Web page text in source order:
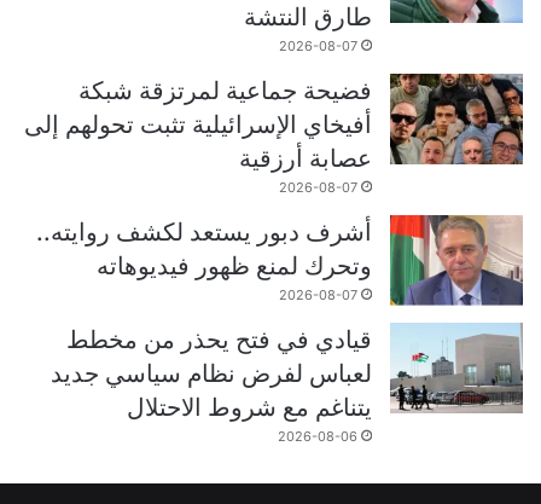
طارق النتشة
2026-08-07
فضيحة جماعية لمرتزقة شبكة
أفيخاي الإسرائيلية تثبت تحولهم إلى
عصابة أرزقية
2026-08-07
أشرف دبور يستعد لكشف روايته..
وتحرك لمنع ظهور فيديوهاته
2026-08-07
قيادي في فتح يحذر من مخطط
لعباس لفرض نظام سياسي جديد
يتناغم مع شروط الاحتلال
2026-08-06